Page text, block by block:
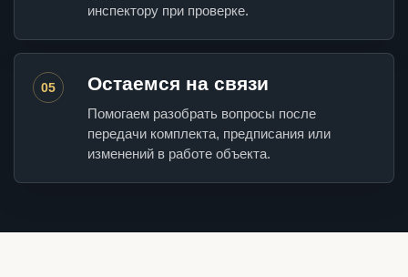
инспектору при проверке.
05 Остаемся на связи
Помогаем разобрать вопросы после
передачи комплекта, предписания или
изменений в работе объекта.